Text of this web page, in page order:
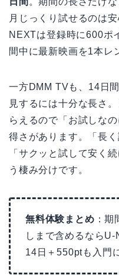
月じっくり試せるのは
NEXTは登録時に600ポ
間中に最新映画を1本レ
一方DMM TVも、14日
見するには十分な長さ
らえるので「お試しな
得さがあります。「長
「サクッと試して安く
う棲み分けです。
無料体験まとめ ：
しまで含めるなら
14日＋550ptも入門